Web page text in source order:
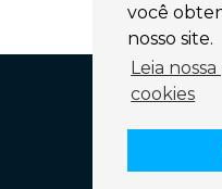
você
nosso site.
Leia
cookies